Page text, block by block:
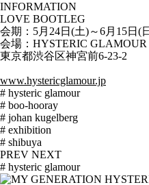
INFORMATION
LOVE BOOTLEG
会期：5月24日(土)～6月15日(
会場：HYSTERIC GLAMOUR
東京都渋谷区神宮前6-23-2
www.hystericglamour.jp
# hysteric glamour
# boo-hooray
# johan kugelberg
# exhibition
# shibuya
PREV NEXT
# hysteric glamour